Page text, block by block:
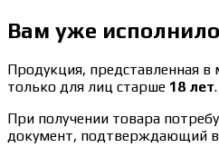
Вам уже
Продукция, представленная в
только для лиц старше 18 лет.
При получении товара
документ, подтверждающий